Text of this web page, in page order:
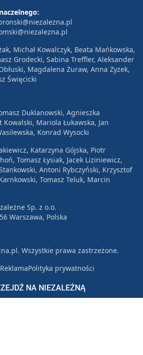
NA NIEZALEŻNĄ
Michał Kowalczyk, Beata Mańkowska,
Grodecki, Sabina Treffler, Aleksander
Magdalena Żuraw, Anna Zyzek,
Święcicki
Duklanowski, Agnieszka
Kowalski, Mariola Łukawska, Jan
Konrad Wysocki
Katarzyna Gójska, Piotr
Tomasz Łysiak, Jacek Liziniewicz,
Antoni Rybczyński, Krzysztof
Tomasz Teluk, Marcin
Sp. z o.o.
Warszawa, Polska
Wszystkie prawa zastrzeżone.
ReklamaPolityka prywatności